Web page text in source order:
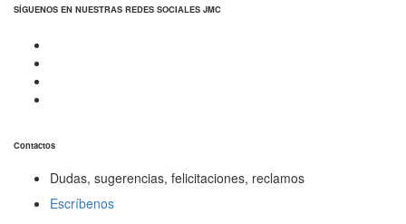
SÍGUENOS EN NUESTRAS REDES SOCIALES JMC
Contactos
Dudas, sugerencias, felicitaciones, reclamos
Escríbenos